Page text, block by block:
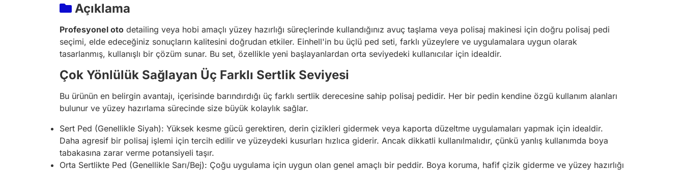
Açıklama
Profesyonel oto detailing veya hobi amaçlı yüzey hazırlığı süreçlerinde kullandığınız avuç taşlama veya polisaj makinesi için doğru polisaj pedi
seçimi, elde edeceğiniz sonuçların kalitesini doğrudan etkiler. Einhell'in bu üçlü ped seti, farklı yüzeylere ve uygulamalara uygun olarak
tasarlanmış, kullanışlı bir çözüm sunar. Bu set, özellikle yeni başlayanlardan orta seviyedeki kullanıcılar için idealdir.
Çok Yönlülük Sağlayan Üç Farklı Sertlik Seviyesi
Bu ürünün en belirgin avantajı, içerisinde barındırdığı üç farklı sertlik derecesine sahip polisaj pedidir. Her bir pedin kendine özgü kullanım alanları
bulunur ve yüzey hazırlama sürecinde size büyük kolaylık sağlar.
Sert Ped (Genellikle Siyah): Yüksek kesme gücü gerektiren, derin çizikleri gidermek veya kaporta düzeltme uygulamaları yapmak için idealdir.
Daha agresif bir polisaj işlemi için tercih edilir ve yüzeydeki kusurları hızlıca giderir. Ancak dikkatli kullanılmalıdır, çünkü yanlış kullanımda boya
tabakasına zarar verme potansiyeli taşır.
Orta Sertlikte Ped (Genellikle Sarı/Bej): Çoğu uygulama için uygun olan genel amaçlı bir peddir. Boya koruma, hafif çizik giderme ve yüzey hazırlığı